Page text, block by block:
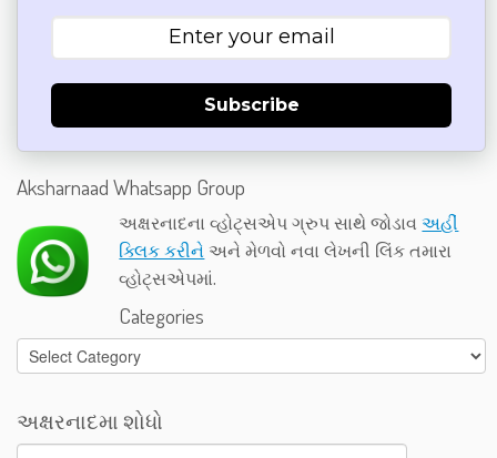
Subscribe
Aksharnaad Whatsapp Group
અક્ષરનાદના વ્હોટ્સએપ ગ્રુપ સાથે જોડાવઅહીં
ક્લિક કરીને અને મેળવો નવા લેખની લિંક તમારા
વ્હોટ્સએપમાં.
Categories
Categories
અક્ષરનાદમા શોધો